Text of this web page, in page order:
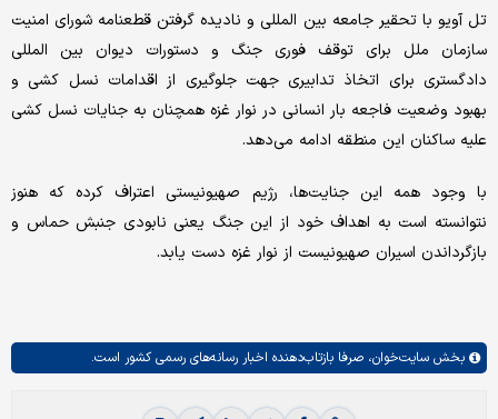
تل آویو با تحقیر جامعه بین المللی و نادیده گرفتن قطعنامه شورای امنیت
سازمان ملل برای توقف فوری جنگ و دستورات دیوان بین المللی
دادگستری برای اتخاذ تدابیری جهت جلوگیری از اقدامات نسل کشی و
بهبود وضعیت فاجعه بار انسانی در نوار غزه همچنان به جنایات نسل کشی
علیه ساکنان این منطقه ادامه می‌دهد.
با وجود همه این جنایت‌ها، رژیم صهیونیستی اعتراف کرده که هنوز
نتوانسته است به اهداف خود از این جنگ یعنی نابودی جنبش حماس و
بازگرداندن اسیران صهیونیست از نوار غزه دست یابد.
بخش سایت‌خوان، صرفا بازتاب‌دهنده اخبار رسانه‌های رسمی کشور است.